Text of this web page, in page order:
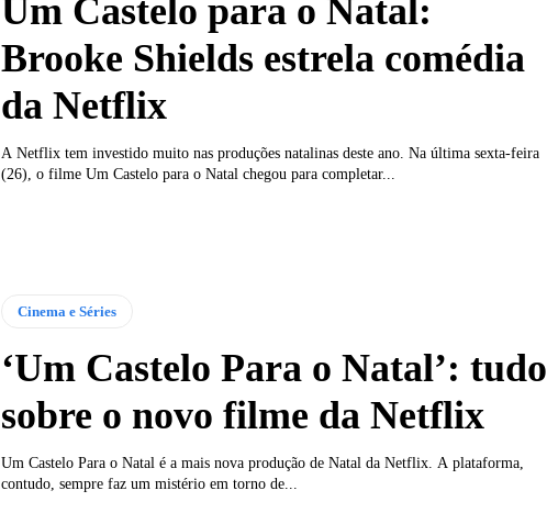
Um Castelo para o Natal:
Brooke Shields estrela comédia
da Netflix
A Netflix tem investido muito nas produções natalinas deste ano. Na última sexta-feira
(26), o filme Um Castelo para o Natal chegou para completar...
Cinema e Séries
‘Um Castelo Para o Natal’: tudo
sobre o novo filme da Netflix
Um Castelo Para o Natal é a mais nova produção de Natal da Netflix. A plataforma,
contudo, sempre faz um mistério em torno de...